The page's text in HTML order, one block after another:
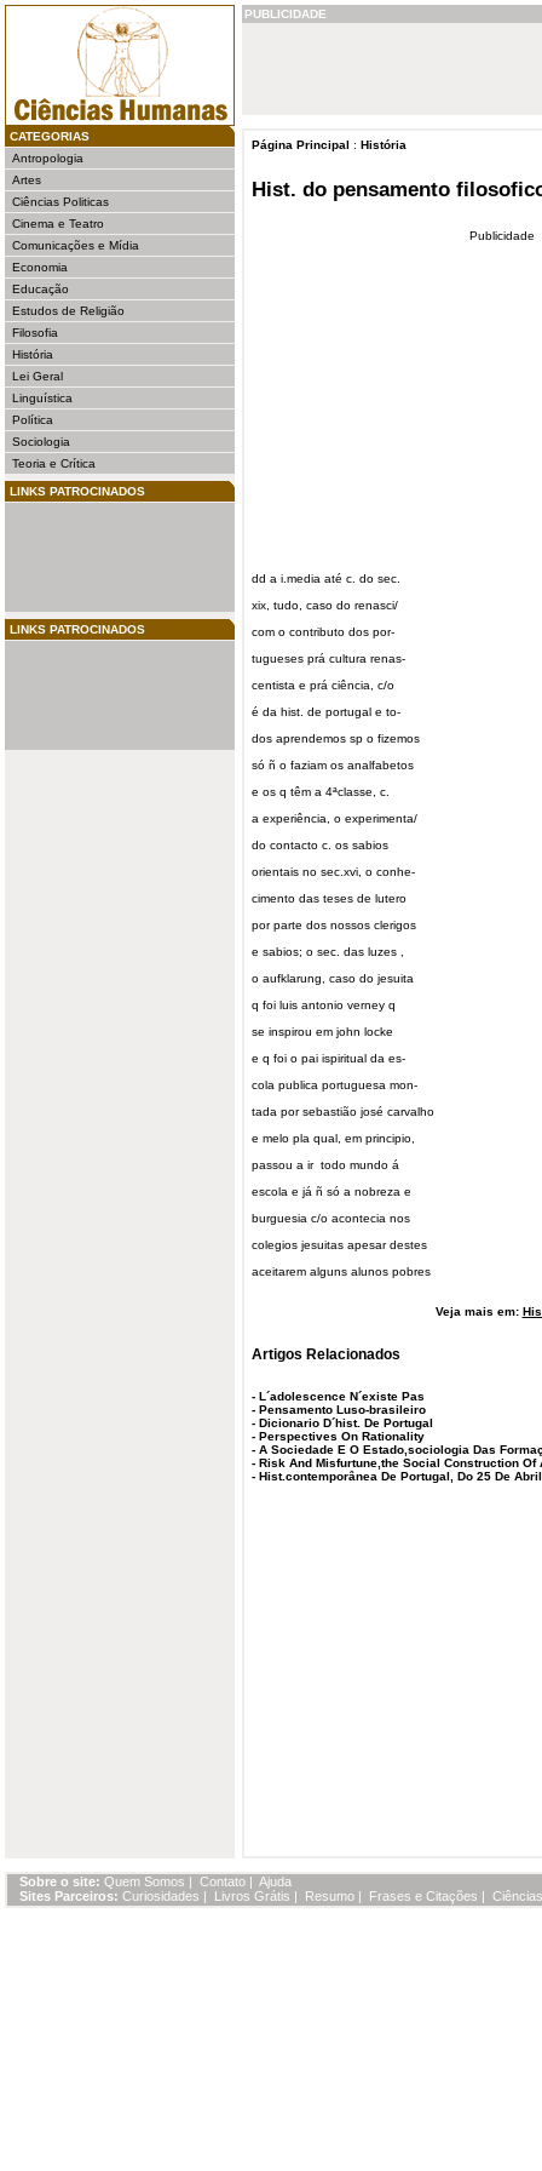
CATEGORIAS
Antropologia
Artes
Ciências Politicas
Cinema e Teatro
Comunicações e Mídia
Economia
Educação
Estudos de Religião
Filosofia
História
Lei Geral
Linguística
Política
Sociologia
Teoria e Crítica
LINKS PATROCINADOS
LINKS PATROCINADOS
PUBLICIDADE
Página Principal : História
Hist. do pensamento
Publicidade
dd a i.media até c. do sec.
xix, tudo, caso do renasci/
com o contributo dos por-
tugueses prá cultura renas-
centista e prá ciência, c/o
é da hist. de portugal e to-
dos aprendemos sp o fizemos
só ñ o faziam os analfabetos
e os q têm a 4ªclasse, c.
a experiência, o experimenta/
do contacto c. os sabios
orientais no sec.xvi, o conhe-
cimento das teses de lutero
por parte dos nossos clerigos
e sabios; o sec. das luzes ,
o aufklarung, caso do jesuita
q foi luis antonio verney q
se inspirou em john locke
e q foi o pai ispiritual da es-
cola publica portuguesa mon-
tada por sebastião josé carvalho
e melo pla qual, em principio,
passou a ir todo mundo á
escola e já ñ só a nobreza e
burguesia c/o acontecia nos
colegios jesuitas apesar destes
aceitarem alguns alunos pobres
Veja mais em:
Artigos Relacionados
- L´adolescence N´existe Pas
- Pensamento Luso-brasileiro
- Dicionario D´hist. De Portugal
- Perspectives On Rationality
- A Sociedade E O Estado,sociologia Das
- Risk And Misfurtune,the Social Construction Of
- Hist.contemporânea De Portugal, Do 25 De
Sobre o site: Quem Somos | Contato | Ajuda
Sites Parceiros: Curiosidades | Livros Grátis | Resumo | Frases e Citações |